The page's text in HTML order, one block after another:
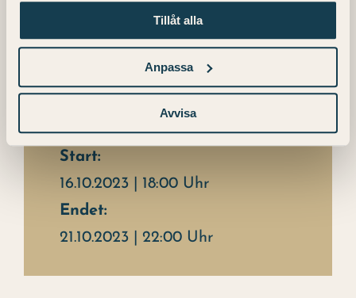
Tillåt alla
Anpassa
Avvisa
Start:
16.10.2023 | 18:00 Uhr
Endet:
21.10.2023 | 22:00 Uhr